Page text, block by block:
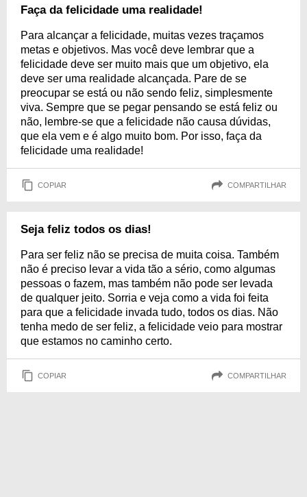
Faça da felicidade uma realidade!
Para alcançar a felicidade, muitas vezes traçamos
metas e objetivos. Mas você deve lembrar que a
felicidade deve ser muito mais que um objetivo, ela
deve ser uma realidade alcançada. Pare de se
preocupar se está ou não sendo feliz, simplesmente
viva. Sempre que se pegar pensando se está feliz ou
não, lembre-se que a felicidade não causa dúvidas,
que ela vem e é algo muito bom. Por isso, faça da
felicidade uma realidade!
COPIAR COMPARTILHAR
Seja feliz todos os dias!
Para ser feliz não se precisa de muita coisa. Também
não é preciso levar a vida tão a sério, como algumas
pessoas o fazem, mas também não pode ser levada
de qualquer jeito. Sorria e veja como a vida foi feita
para que a felicidade invada tudo, todos os dias. Não
tenha medo de ser feliz, a felicidade veio para mostrar
que estamos no caminho certo.
COPIAR COMPARTILHAR